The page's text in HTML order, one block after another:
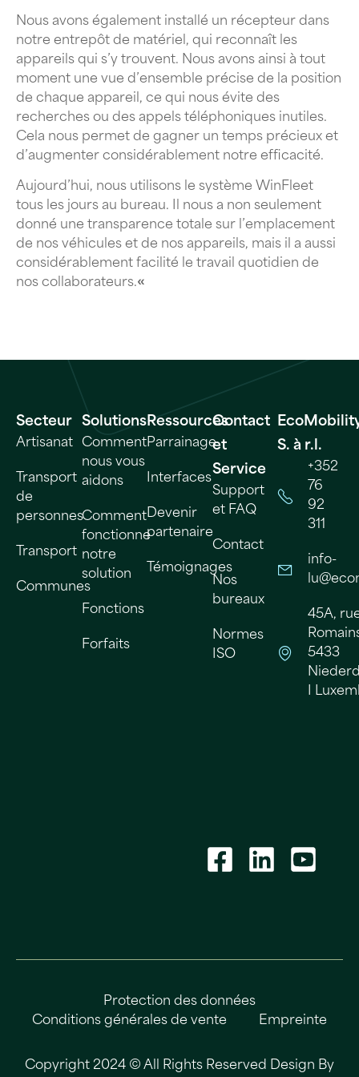
Nous avons également installé un récepteur dans
notre entrepôt de matériel, qui reconnaît les
appareils qui s’y trouvent. Nous avons ainsi à tout
moment une vue d’ensemble précise de la position
de chaque appareil, ce qui nous évite des
recherches ou des appels téléphoniques inutiles.
Cela nous permet de gagner un temps précieux et
d’augmenter considérablement notre efficacité.
Aujourd’hui, nous utilisons le système WinFleet
tous les jours au bureau. Il nous a non seulement
donné une transparence totale sur l’emplacement
de nos véhicules et de nos appareils, mais il a aussi
considérablement facilité le travail quotidien de
nos collaborateurs.«
Secteur
Artisanat
Transport
de
personnes
Transport
Communes
Solutions
Comment
nous vous
aidons
Comment
fonctionne
notre
solution
Fonctions
Forfaits
Ressources
Parrainage
Interfaces
Devenir
partenaire
Témoignages
Contact
et
Service
Support
et FAQ
Contact
Nos
bureaux
Normes
ISO
S. à r.l.
+352
76
92
311
info-
45A,
5433
I
Copyright 2024 © All Rights Reserved Design By
Protection des données
Conditions générales de vente
Empreinte